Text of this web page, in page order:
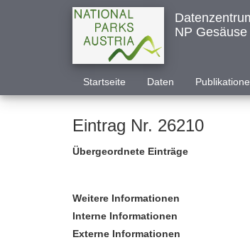
NP Gesäuse
Startseite Daten
Eintrag Nr. 26210
Übergeordnete Einträge
Weitere Informationen
Interne Informationen
Externe Informationen